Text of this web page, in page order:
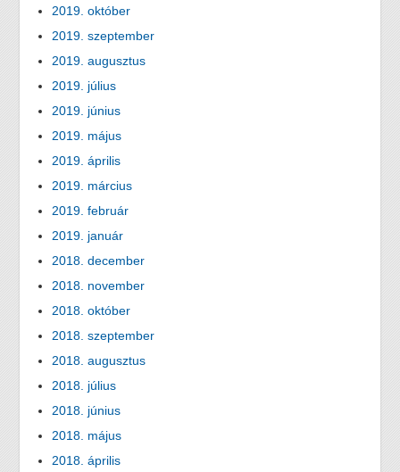
2019. október
2019. szeptember
2019. augusztus
2019. július
2019. június
2019. május
2019. április
2019. március
2019. február
2019. január
2018. december
2018. november
2018. október
2018. szeptember
2018. augusztus
2018. július
2018. június
2018. május
2018. április